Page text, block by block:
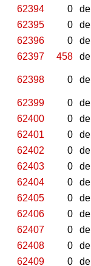
62394
0 de
62395
0 de
62396
0 de
62397
458 de
62398 0 de
62399
0 de
62400
0 de
62401
0 de
62402
0 de
62403
0 de
62404
0 de
62405
0 de
62406
0 de
62407
0 de
62408
0 de
62409
0 de